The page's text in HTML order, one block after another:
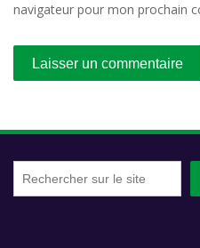
navigateur pour mon prochain
sur